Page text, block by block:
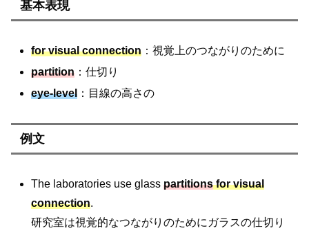
基本表現
for visual connection ：視覚上のつながりのために
partition ：仕切り
eye-level ：目線の高さの
例文
The laboratories use glasspartitionsfor visual
connection.
研究室は視覚的なつながりのためにガラスの仕切り